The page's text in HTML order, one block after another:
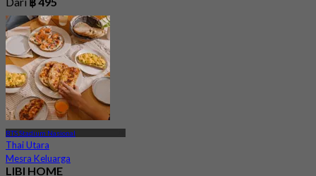
BTS Stadium Nasional
Thai Utara
Mesra Keluarga
LIBI HOME